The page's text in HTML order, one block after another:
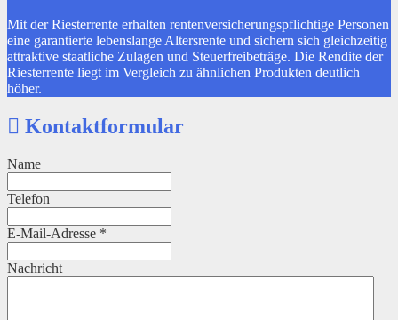
Mit der Riesterrente erhalten rentenversicherungspflichtige Personen
eine garantierte lebenslange Altersrente und sichern sich gleichzeitig
attraktive staatliche Zulagen und Steuerfreibeträge. Die Rendite der
Riesterrente liegt im Vergleich zu ähnlichen Produkten deutlich
höher.
Kontaktformular
Name
Telefon
E-Mail-Adresse *
Nachricht